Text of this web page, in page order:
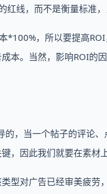
线，而不是衡量标准，
*100%，所以要提高
本。当然，影响ROI的
，当一个帖子的评论
，因此我们就要在素材
型对广告已经审美疲